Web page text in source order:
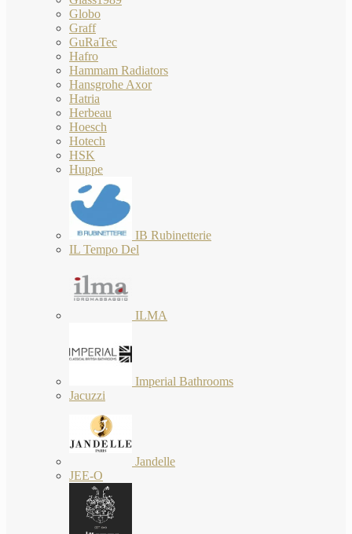
Globo
Graff
GuRaTec
Hafro
Hammam Radiators
Hansgrohe Axor
Hatria
Herbeau
Hoesch
Hotech
HSK
Huppe
IB Rubinetterie
IL Tempo Del
ILMA
Imperial Bathrooms
Jacuzzi
Jandelle
JEE-O